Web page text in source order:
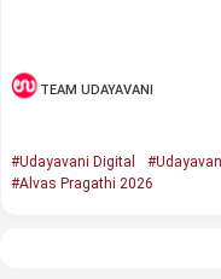
TEAM UDAYAVANI
#Udayavani Digital
#Alvas Pragathi 2026